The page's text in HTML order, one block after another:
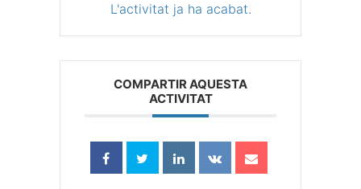
L'activitat ja ha acabat.
COMPARTIR AQUESTA
ACTIVITAT